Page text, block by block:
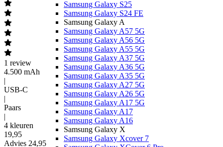
Samsung Galaxy S25
Samsung Galaxy S24 FE
Samsung Galaxy A
Samsung Galaxy A57 5G
Samsung Galaxy A56 5G
Samsung Galaxy A55 5G
Samsung Galaxy A37 5G
Samsung Galaxy A36 5G
Samsung Galaxy A35 5G
Samsung Galaxy A27 5G
Samsung Galaxy A26 5G
Samsung Galaxy A17 5G
Samsung Galaxy A17
Samsung Galaxy A16
Samsung Galaxy X
Samsung Galaxy Xcover 7
1 review
4.500 mAh
|
USB-C
|
Paars
|
4 kleuren
19,95
Advies 24,95